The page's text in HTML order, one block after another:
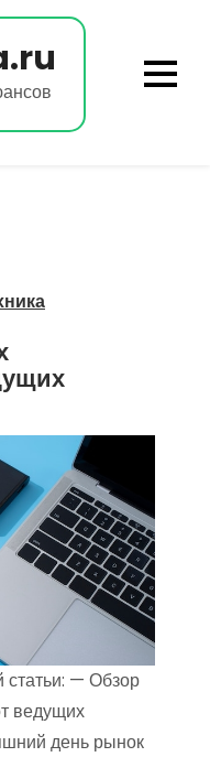
статьи: — Обзор
ведущих
день рынок